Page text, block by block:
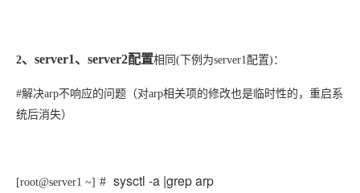
2、 server1、 server2配置相同(下例为server1配置)：
#解决arp不响应的问题（对arp相关项的修改也是临时性的，重启系
统后消失）
[root@server1 ~] # sysctl -a |grep arp